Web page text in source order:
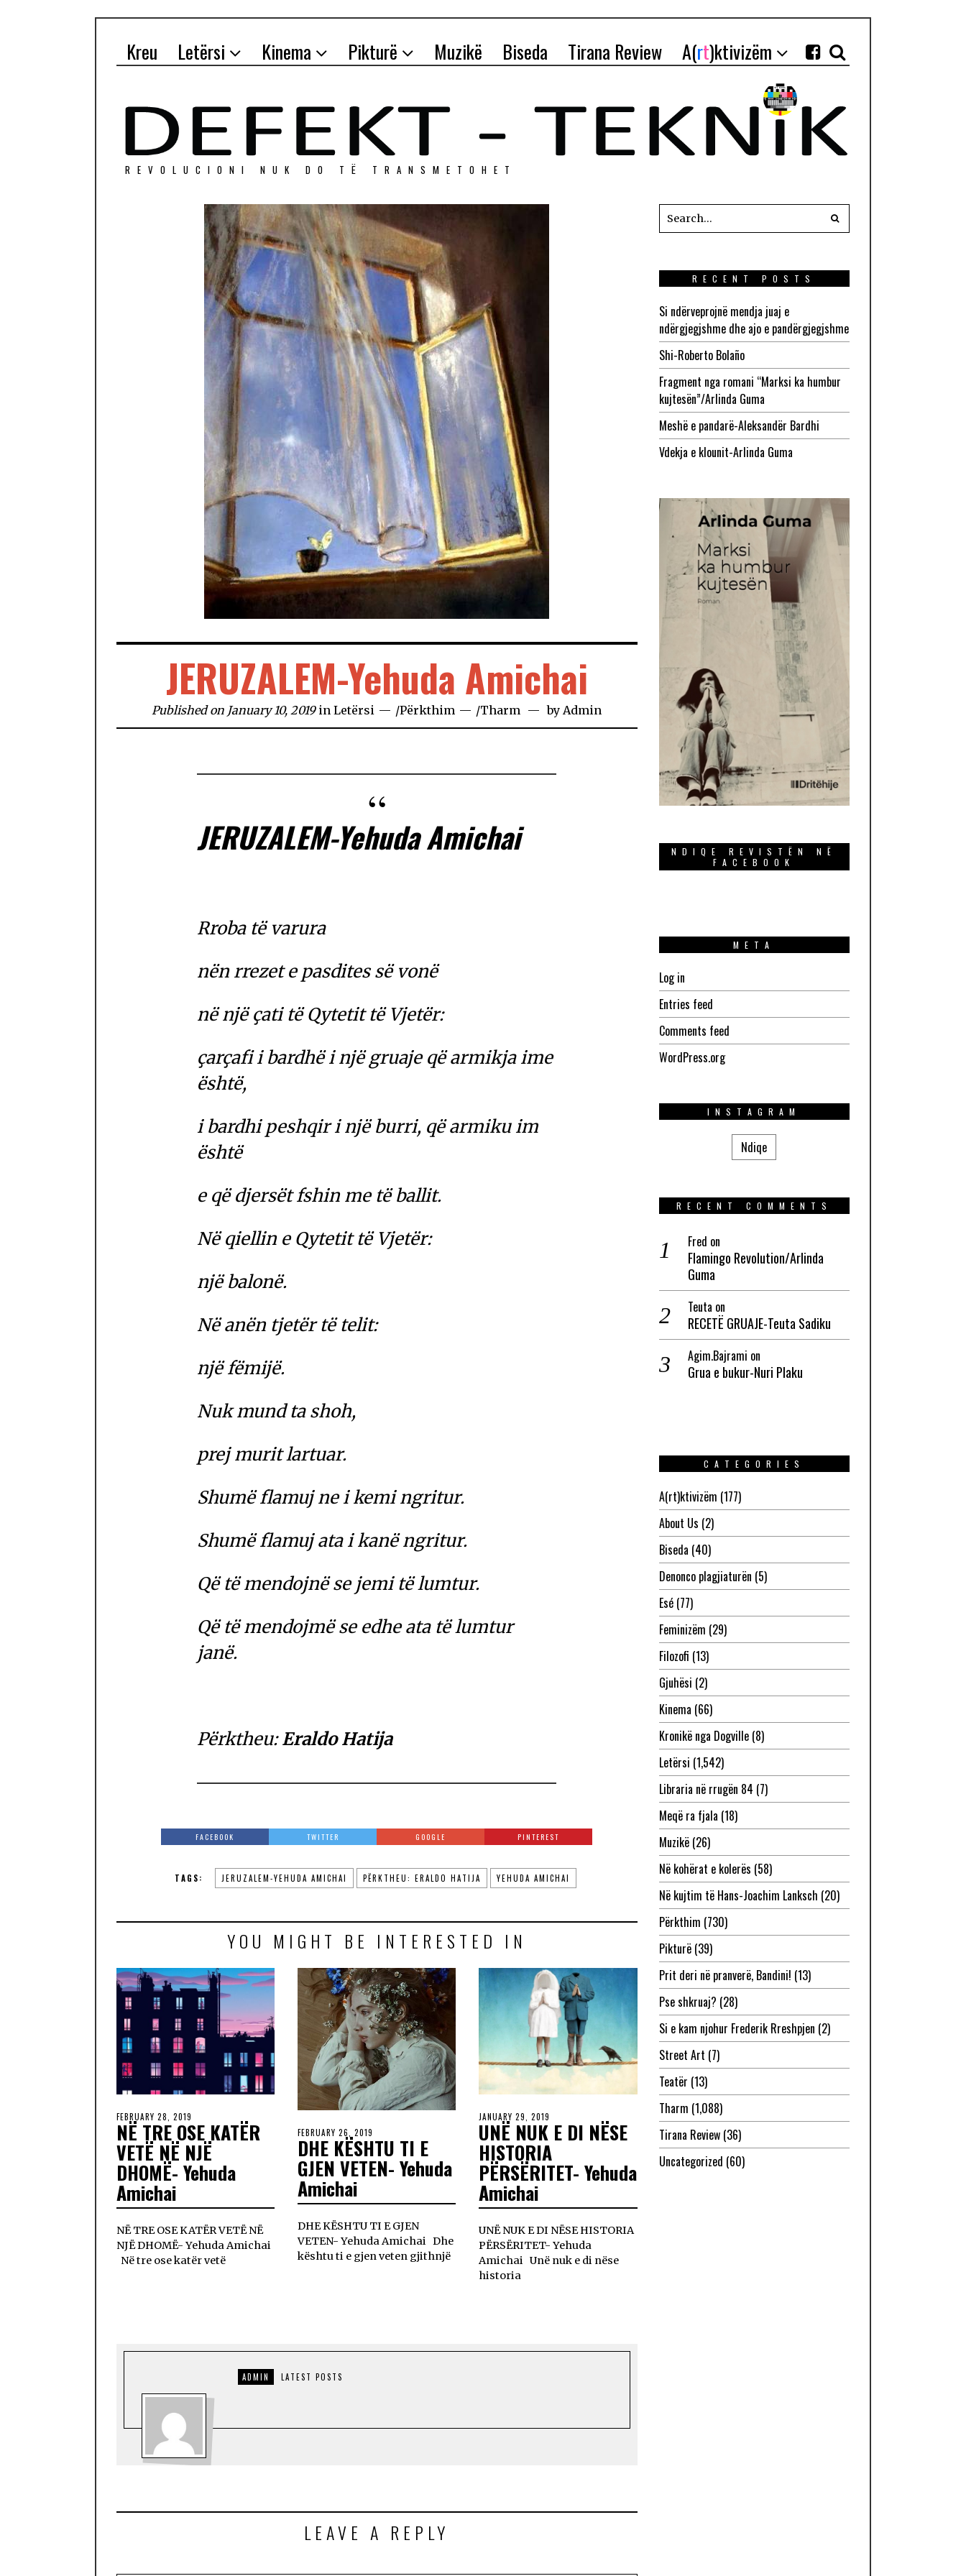
Kreu Letërsi Kinema Pikturë Muzikë Biseda Tirana Review A(rt)ktivizëm
REVOLUCIONI NUK DO TЁ TRANSMETOHET
JERUZALEM-Yehuda Amichai
Published on January 10, 2019 inLetërsi /Përkthim /Tharm by Admin
JERUZALEM-Yehuda Amichai
Rroba të varura
nën rrezet e pasdites së vonë
në një çati të Qytetit të Vjetër:
çarçafi i bardhë i një gruaje që armikja ime
është,
i bardhi peshqir i një burri, që armiku im
është
e që djersët fshin me të ballit.
Në qiellin e Qytetit të Vjetër:
një balonë.
Në anën tjetër të telit:
një fëmijë.
Nuk mund ta shoh,
prej murit lartuar.
Shumë flamuj ne i kemi ngritur.
Shumë flamuj ata i kanë ngritur.
Që të mendojnë se jemi të lumtur.
Që të mendojmë se edhe ata të lumtur
janë.
Përktheu:Eraldo Hatija
FACEBOOK TWITTER GOOGLE PINTEREST
TAGS: JERUZALEM-YEHUDA AMICHAI PËRKTHEU: ERALDO HATIJA YEHUDA AMICHAI
YOU MIGHT BE INTERESTED IN
FEBRUARY 28, 2019
NË TRE OSE KATËR
VETË NË NJË
DHOMË- Yehuda
Amichai
NË TRE OSE KATËR VETË NË
NJË DHOMË- Yehuda Amichai
Në tre ose katër vetë
FEBRUARY 26, 2019
DHE KËSHTU TI E
GJEN VETEN- Yehuda
Amichai
DHE KËSHTU TI E GJEN
VETEN- Yehuda Amichai Dhe
kështu ti e gjen veten gjithnjë
JANUARY 29, 2019
UNË NUK E DI NËSE
HISTORIA
PËRSËRITET- Yehuda
Amichai
UNË NUK E DI NËSE HISTORIA
PËRSËRITET- Yehuda
Amichai Unë nuk e di nëse
historia
ADMIN LATEST POSTS
LEAVE A REPLY
RECENT POSTS
Si ndërveprojnë mendja juaj e
ndërgjegjshme dhe ajo e pandërgjegjshme
Shi-Roberto Bolaño
Fragment nga romani “Marksi ka humbur
kujtesën”/Arlinda Guma
Meshë e pandarë-Aleksandër Bardhi
Vdekja e klounit-Arlinda Guma
NDIQE REVISTËN NË
FACEBOOK
META
Log in
Entries feed
Comments feed
WordPress.org
INSTAGRAM
Ndiqe
RECENT COMMENTS
Fred on
Flamingo Revolution/Arlinda
Guma
Teuta on
RECETË GRUAJE-Teuta Sadiku
Agim.Bajrami on
Grua e bukur-Nuri Plaku
CATEGORIES
A(rt)ktivizëm (177)
About Us (2)
Biseda (40)
Denonco plagjiaturën (5)
Esé(77)
Feminizëm (29)
Filozofi (13)
Gjuhësi (2)
Kinema (66)
Kronikë nga Dogville(8)
Letërsi (1,542)
Libraria në rrugën 84 (7)
Meqë ra fjala (18)
Muzikë(26)
Në kohërat e kolerës (58)
Në kujtim të Hans-Joachim Lanksch (20)
Përkthim (730)
Pikturë(39)
Prit deri në pranverë, Bandini! (13)
Pse shkruaj? (28)
Si e kam njohur Frederik Rreshpjen (2)
Street Art (7)
Teatër (13)
Tharm (1,088)
Tirana Review(36)
Uncategorized (60)